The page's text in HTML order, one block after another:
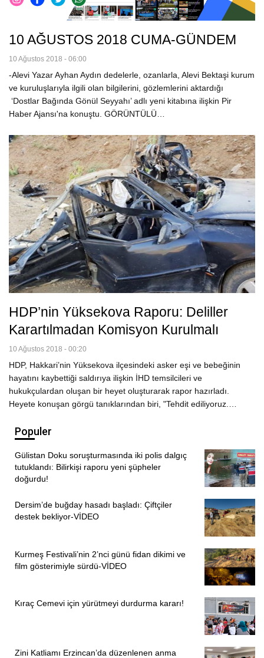
10 AĞUSTOS 2018 CUMA-GÜNDEM
10 Ağustos 2018 - 06:00
-Alevi Yazar Ayhan Aydın dedelerle, ozanlarla, Alevi Bektaşi kurum
ve kuruluşlarıyla ilgili olan bilgilerini, gözlemlerini aktardığı
‘Dostlar Bağında Gönül Seyyahı’ adlı yeni kitabına ilişkin Pir
Haber Ajansı'na konuştu. GÖRÜNTÜLÜ…
HDP’nin Yüksekova Raporu: Deliller
Karartılmadan Komisyon Kurulmalı
10 Ağustos 2018 - 00:20
HDP, Hakkari’nin Yüksekova ilçesindeki asker eşi ve bebeğinin
hayatını kaybettiği saldırıya ilişkin İHD temsilcileri ve
hukukçulardan oluşan bir heyet oluşturarak rapor hazırladı.
Heyete konuşan görgü tanıklarından biri, "Tehdit ediliyoruz.…
Populer
Gülistan Doku soruşturmasında iki polis dalgıç
tutuklandı: Bilirkişi raporu yeni şüpheler
doğurdu!
Dersim’de buğday hasadı başladı: Çiftçiler
destek bekliyor-VİDEO
Kurmeş Festivali’nin 2’nci günü fidan dikimi ve
film gösterimiyle sürdü-VİDEO
Kıraç Cemevi için yürütmeyi durdurma kararı!
Zini Katliamı Erzincan’da düzenlenen anma